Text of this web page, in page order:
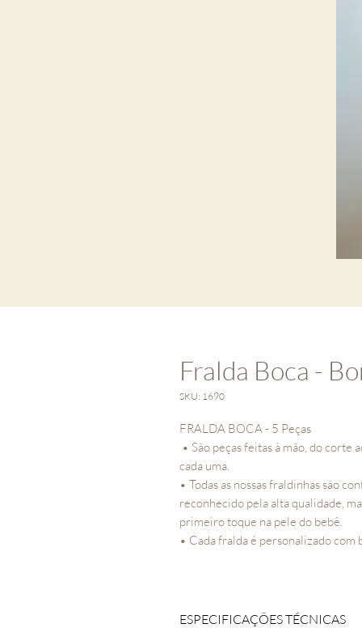
Fralda Boca -
SKU: 1690
FRALDA BOCA - 5 Peças
• São peças feitas à mão, do corte
cada uma.
• Todas as nossas fraldinhas são
reconhecido pela alta qualidade,
primeiro toque na pele do bebê.
• Cada fralda é personalizado com
ESPECIFICAÇÕES TÉCNICAS